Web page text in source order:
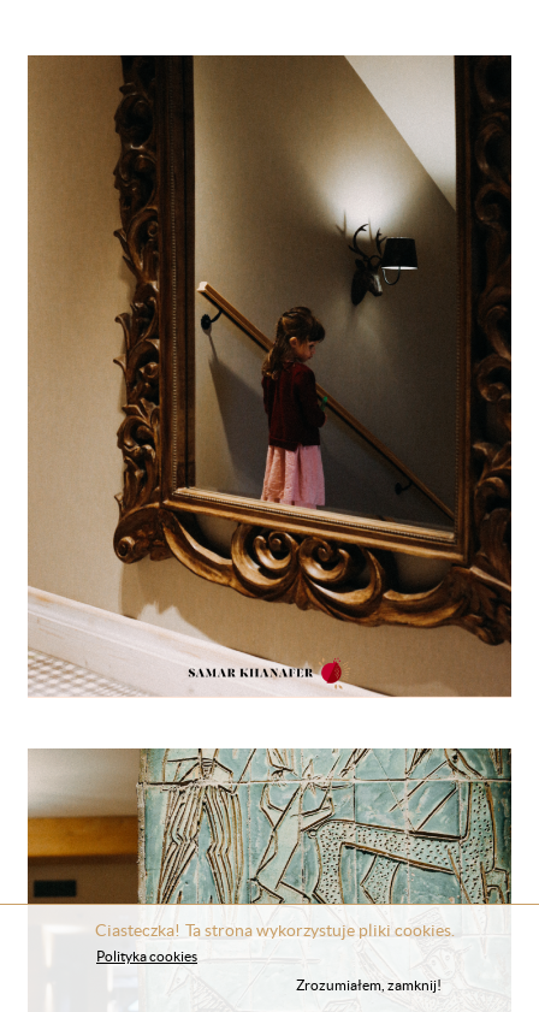
Ciasteczka! Ta strona wykorzystuje pliki cookies.
Polityka cookies
Zrozumiałem, zamknij!